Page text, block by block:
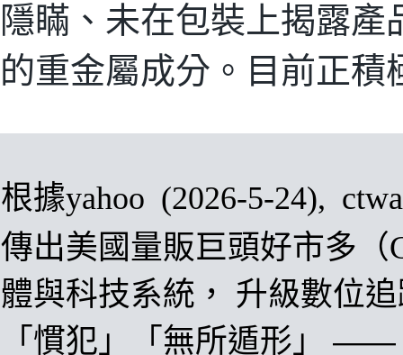
隱瞞、未在包裝上揭露
的重金屬成分。目前正積
根據yahoo (2026-5-24),
傳出美國量販巨頭好市多（
體與科技系統， 升級數位
「慣犯」「無所遁形」 ——